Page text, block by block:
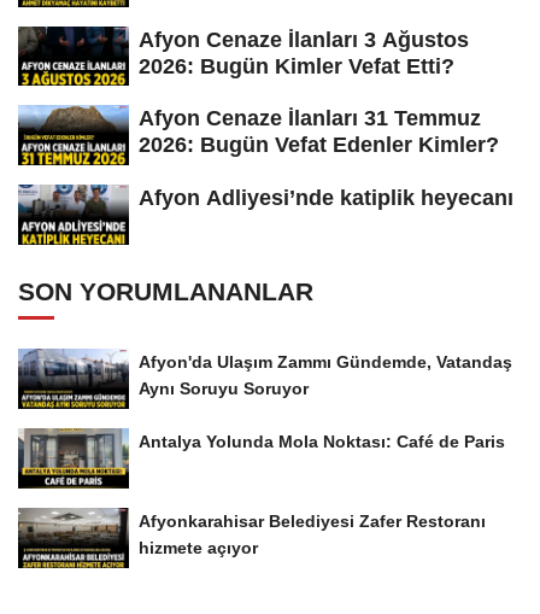
Afyon Cenaze İlanları 3 Ağustos
2026: Bugün Kimler Vefat Etti?
Afyon Cenaze İlanları 31 Temmuz
2026: Bugün Vefat Edenler Kimler?
Afyon Adliyesi’nde katiplik heyecanı
SON YORUMLANANLAR
Afyon'da Ulaşım Zammı Gündemde, Vatandaş
Aynı Soruyu Soruyor
Antalya Yolunda Mola Noktası: Café de Paris
Afyonkarahisar Belediyesi Zafer Restoranı
hizmete açıyor